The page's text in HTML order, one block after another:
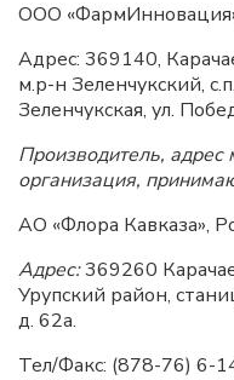
ООО
Адрес: 369140,
м.р-н Зеленчукский,
Зеленчукская, ул.
Производитель, адрес
организация,
АО «Флора Кавказа»,
Адрес:369260
Урупский район,
д. 62а.
Тел/Факс: (878-76) 6-